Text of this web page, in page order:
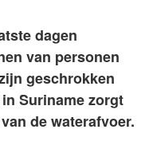
dagen
van personen
geschrokken
Suriname zorgt
de waterafvoer.